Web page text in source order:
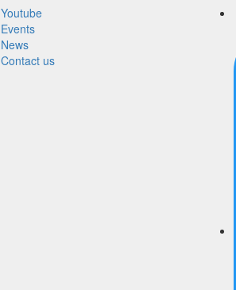
Youtube
Events
News
Contact us